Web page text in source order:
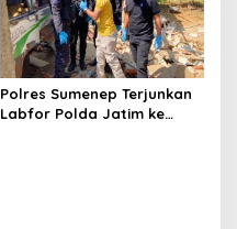
Polres Sumenep Terjunkan
Labfor Polda Jatim ke